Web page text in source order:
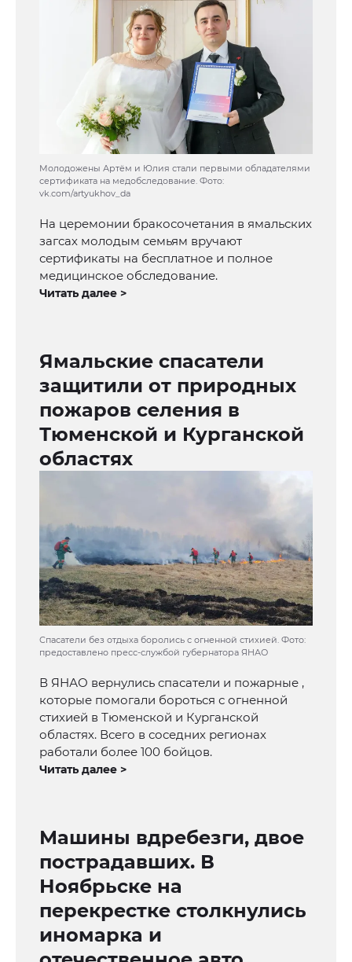
Молодожены Артём и Юлия стали первыми обладателями
сертификата на медобследование. Фото:
vk.com/artyukhov_da
На церемонии бракосочетания в ямальских
загсах молодым семьям вручают
сертификаты на бесплатное и полное
медицинское обследование.
Читать далее >
Ямальские спасатели
защитили от природных
пожаров селения в
Тюменской и Курганской
областях
Спасатели без отдыха боролись с огненной стихией. Фото:
предоставлено пресс-службой губернатора ЯНАО
В ЯНАО вернулись спасатели и пожарные ,
которые помогали бороться с огненной
стихией в Тюменской и Курганской
областях. Всего в соседних регионах
работали более 100 бойцов.
Читать далее >
Машины вдребезги, двое
пострадавших. В
Ноябрьске на
перекрестке столкнулись
иномарка и